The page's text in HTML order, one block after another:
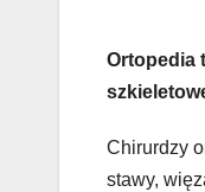
Ortopedia
Chirurdzy
stawy,